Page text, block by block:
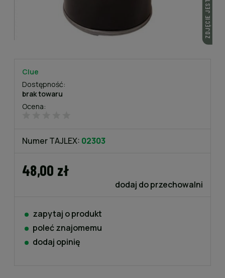
Ocena:
Clue
Dostępność:
brak towaru
Numer TAJLEX: 02303
48,00 zł
dodaj do przechowalni
zapytaj o produkt
poleć znajomemu
dodaj opinię